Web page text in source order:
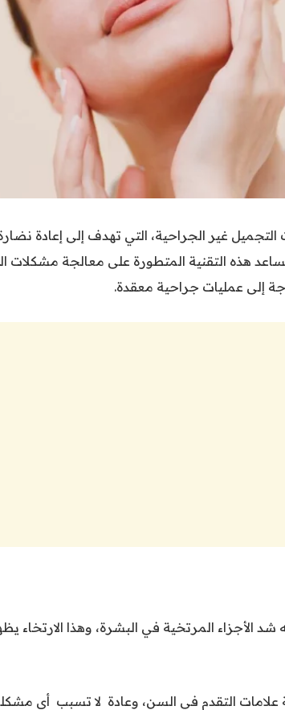
غير الجراحية، التي تهدف إلى إعادة
هذه التقنية المتطورة على معالجة مشكلات
إلى عمليات جراحية معقدة.
الأجزاء المرتخية في البشرة، وهذا الارتخاء
التقدم في السن، وعادة لا تسبب أي